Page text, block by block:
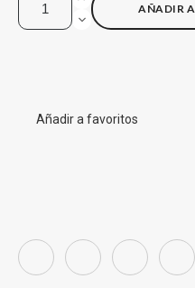
AÑADIR
Añadir a favoritos